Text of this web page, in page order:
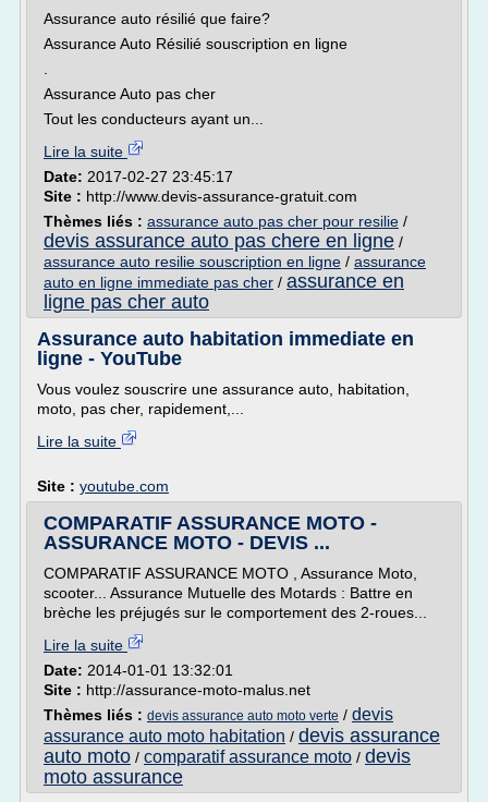
Assurance auto résilié que faire?
Assurance Auto Résilié souscription en ligne
Assurance Auto pas cher
Tout les conducteurs ayant un...
Lire la suite
Date: 2017-02-27 23:45:17
Site : http://www.devis-assurance-gratuit.com
Thèmes liés : assurance auto pas cher pour resilie /
devis assurance auto pas chere en ligne /
assurance auto resilie souscription en ligne / assurance
auto en ligne immediate pas cher / assurance en
ligne pas cher auto
Assurance auto habitation immediate en
ligne - YouTube
Vous voulez souscrire une assurance auto, habitation,
moto, pas cher, rapidement,...
Lire la suite
Site : youtube.com
COMPARATIF ASSURANCE MOTO -
ASSURANCE MOTO - DEVIS ...
COMPARATIF ASSURANCE MOTO , Assurance Moto,
scooter... Assurance Mutuelle des Motards : Battre en
brèche les préjugés sur le comportement des 2-roues...
Lire la suite
Date: 2014-01-01 13:32:01
Site : http://assurance-moto-malus.net
Thèmes liés : devis assurance auto moto verte / devis
assurance auto moto habitation / devis assurance
auto moto / comparatif assurance moto / devis
moto assurance